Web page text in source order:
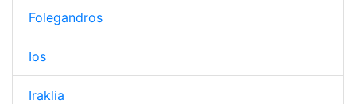
Folegandros
Ios
Iraklia